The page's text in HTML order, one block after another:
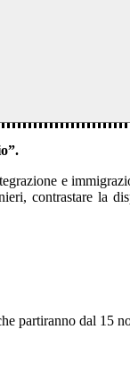
e
contrastare la
partiranno dal 15